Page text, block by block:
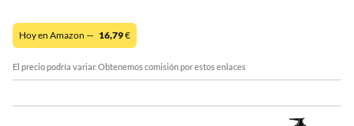
Hoy en Amazon — 16,79€
El precio podría variar. Obtenemos comisión por estos enlaces